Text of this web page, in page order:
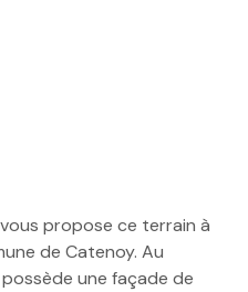
vous propose ce terrain à
de Catenoy. Au
une façade de